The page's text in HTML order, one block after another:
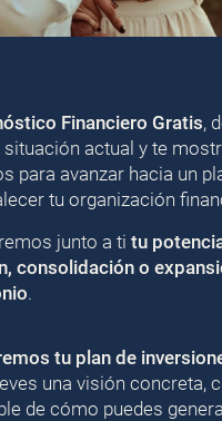
Financiero Gratis,
actual y te
para avanzar hacia un
tu organización
junto a ti tu
consolidación o
.
tu plan de
una visión concreta,
de cómo puedes